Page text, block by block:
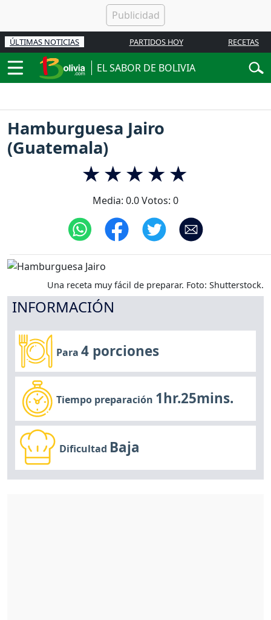
ÚLTIMAS NOTICIAS PARTIDOS HOY RECETAS
EL SABOR DE BOLIVIA
Hamburguesa Jairo
(Guatemala)
Media: 0.0Votos: 0
Una receta muy fácil de preparar. Foto: Shutterstock.
INFORMACIÓN
Para4 porciones
Tiempo preparación 1hr.25mins.
Dificultad Baja